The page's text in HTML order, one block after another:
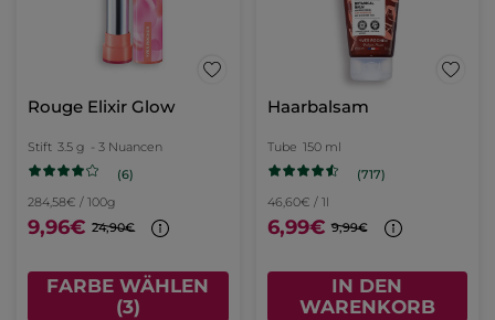
Rouge Elixir Glow
Stift 3.5 g - 3 Nuancen
(6)
284,58€ / 100g
9,96€ 24,90€
FARBE WÄHLEN
(3)
Haarbalsam
Tube 150 ml
(717)
46,60€ / 1l
6,99€ 9,99€
IN DEN
WARENKORB